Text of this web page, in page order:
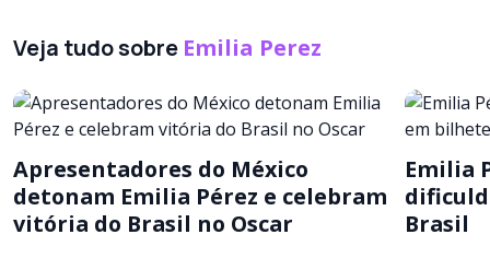
Veja tudo sobre Emilia Perez
Apresentadores do México
detonam Emilia Pérez e celebram
vitória do Brasil no Oscar
Emilia
Brasil